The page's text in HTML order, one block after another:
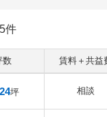
5件
数 賃料＋共益
坪 相談